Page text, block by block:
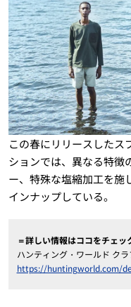
この春にリリースしたス
ションでは、異なる特徴
ー、特殊な塩縮加工を施
インナップしている。
＝詳しい情報はココをチェッ
ハンティング・ワールド ク
https://huntingworld.com/